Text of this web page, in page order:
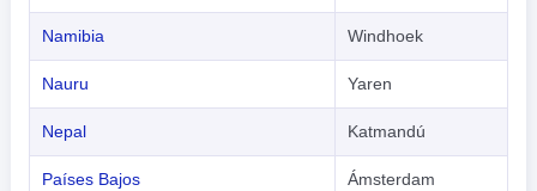
Namibia Windhoek
Nauru Yaren
Nepal Katmandú
Países Bajos Ámsterdam